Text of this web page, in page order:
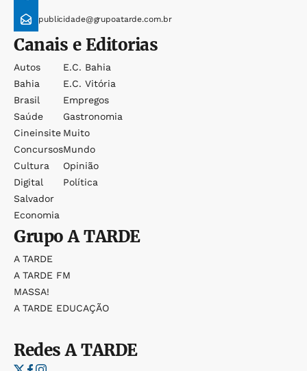
publicidade@grupoatarde.com.br
Canais e Editorias
Autos
Bahia
Brasil
Saúde
Cineinsite
Concursos
Cultura
Digital
Salvador
Economia
E.c. Bahia
E.c. Vitória
Empregos
Gastronomia
Muito
Mundo
Opinião
Política
GrupoA TARDE
A TARDE
A TARDE FM
MASSA!
A TARDE EDUCAÇÃO
RedesA TARDE